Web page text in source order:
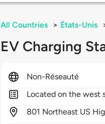
All Countries > États-Unis
EV Charging
Non-Réseauté
Located on the west
801 Northeast US